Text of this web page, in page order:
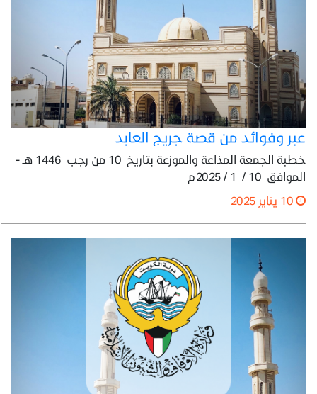
عبر وفوائد من قصة جريج العابد
خطبة الجمعة المذاعة والموزعة بتاريخ 10 من رجب 1446 هـ -
الموافق 10 / 1 / 2025م